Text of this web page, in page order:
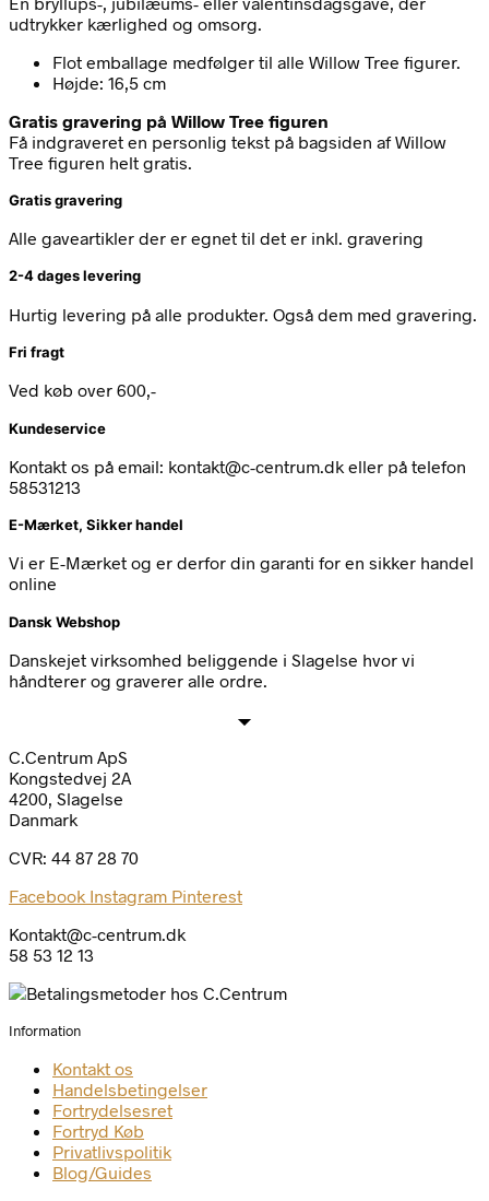
udtrykker kærlighed og omsorg.
Flot emballage medfølger til alle Willow Tree figurer.
Højde: 16,5 cm
Gratis gravering på Willow Tree figuren
Få indgraveret en personlig tekst på bagsiden af Willow
Tree figuren helt gratis.
Gratis gravering
Alle gaveartikler der er egnet til det er inkl. gravering
2-4 dages levering
Hurtig levering på alle produkter. Også dem med gravering.
Fri fragt
Ved køb over 600,-
Kundeservice
Kontakt os på email: kontakt@c-centrum.dk eller på telefon
58531213
E-Mærket, Sikker handel
Vi er E-Mærket og er derfor din garanti for en sikker handel
online
Dansk Webshop
Danskejet virksomhed beliggende i Slagelse hvor vi
håndterer og graverer alle ordre.
C.Centrum ApS
Kongstedvej 2A
4200, Slagelse
Danmark
CVR: 44 87 28 70
Facebook Instagram Pinterest
Kontakt@c-centrum.dk
58 53 12 13
Information
Kontakt os
Handelsbetingelser
Fortrydelsesret
Fortryd Køb
Privatlivspolitik
Blog/Guides